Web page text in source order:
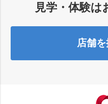
見学・体験は
店舗